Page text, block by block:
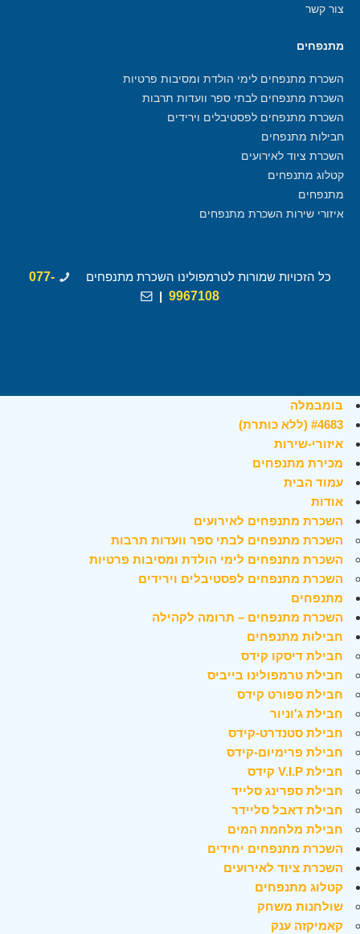
צור קשר
מתנפחים
השכרת מתנפחים לימי הולדת ומסיבות פרטיות
השכרת מתנפחים לבתי ספר וועדות תרבות
השכרת מתנפחים לפסטיבלים וירידים
חבילות מתנפחים
השכרת ציוד לאירועים
קטלוג מתנפחים
מתנפחים
איזורי שירות השכרת מתנפחים
כל הזכויות שמורות לטרמפולינו השכרת מתנפחים
077-
9967108
|
בומבמלה
#4683 (ללא כותרת)
איזורי-שירות
מכירת מתנפחים
עמוד הבית
אודות
השכרת מתנפחים לאירועים
השכרת מתנפחים לבתי ספר וועדות תרבות
השכרת מתנפחים לימי הולדת ומסיבות פרטיות
השכרת מתנפחים לפסטיבלים וירידים
מתנפחים
השכרת מתנפחים – תרומה לקהילה
חבילות מתנפחים
חבילת דיסקו קידס
חבילת טרמפולינו בייביס
חבילת ספורט קידס
חבילת ג'וניור
חבילת סטנדרט-קידס
חבילת פרימיום-קידס
חבילת V.I.P קידס
חבילת ספרינג סלייד
חבילת דאבל סליידר
חבילת מלחמת המים
השכרת מתנפחים יחידים
השכרת ציוד לאירועים
קטלוג מתנפחים
שולחנות משחק
קאמיקזה ענק